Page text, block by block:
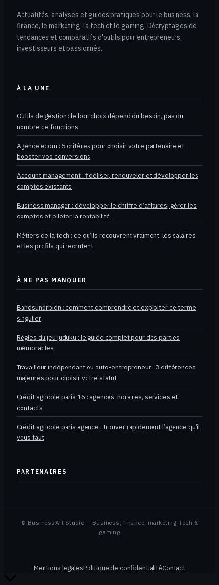
Actualités, analyses et guides pratiques pour le business, la
finance, le marketing, la tech et le gaming. Décryptages de
tendances et comparatifs d'outils pour entrepreneurs,
investisseurs et passionnés.
À LA UNE
Outils de gestion : le bon choix dépend du besoin, pas du
nombre de fonctions
Agence ecom : 5 critères pour choisir votre partenaire et
booster vos conversions
Account management : fidéliser, renouveler et développer les
comptes existants
Business manager : développer le chiffre d’affaires, gérer les
comptes et piloter la rentabilité
Métiers de la tech : ce qu’ils recouvrent vraiment, les salaires
et les profils qui recrutent
À NE PAS MANQUER
Bandsundrbidn : comment comprendre et exploiter ce terme
singulier
Règles du jeu juduku : le guide complet pour des parties
mémorables
Travailleur indépendant ou auto-entrepreneur : 3 différences
majeures pour choisir votre statut
Crédit agricole paris 16 : agences, horaires, services et
contacts
Crédit agricole paris agence : trouver rapidement l’agence qu’il
vous faut
PARTENAIRES
© BusinessArt Studio — Business, finance, marketing, tech &
gaming
Mentions légalesPolitique de confidentialitéContact